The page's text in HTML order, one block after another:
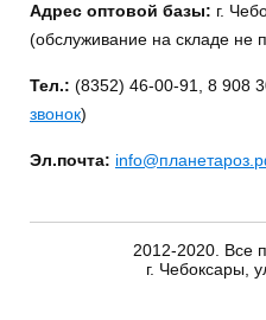
Адрес оптовой базы: г.
(обслуживание на складе не
Тел.: (8352) 46-00-91, 8 908
звонок)
Эл.почта:
2012-2020. Все
г. Чебоксары,